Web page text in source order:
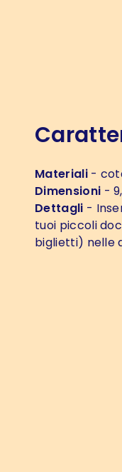
Materiali-
Dimensioni -
Dettagli -
tuoi piccoli
biglietti) nelle